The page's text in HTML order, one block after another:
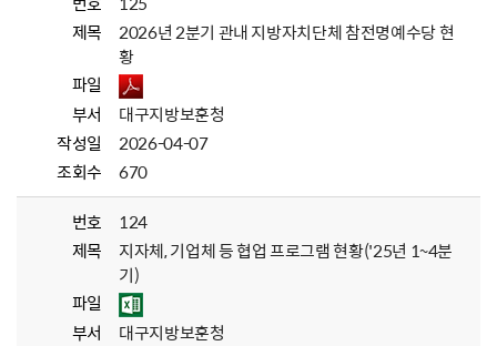
제목
2026년 2분기 관내 지방자치단체 참전명예수당 현
황
파일
부서
대구지방보훈청
작성일
2026-04-07
조회수
670
번호
124
제목
지자체, 기업체 등 협업 프로그램 현황('25년 1~4분
기)
파일
부서
대구지방보훈청